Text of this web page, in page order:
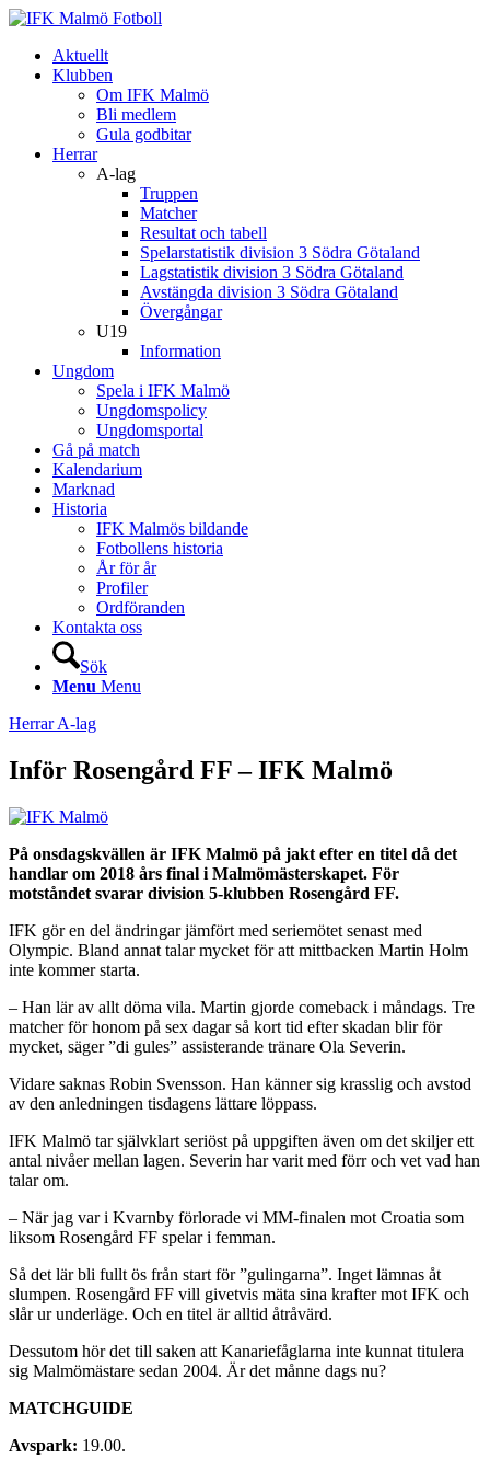
Aktuellt
Klubben
Om IFK Malmö
Bli medlem
Gula godbitar
Herrar
A-lag
Truppen
Matcher
Resultat och tabell
Spelarstatistik division 3 Södra Götaland
Lagstatistik division 3 Södra Götaland
Avstängda division 3 Södra Götaland
Övergångar
U19
Information
Ungdom
Spela i IFK Malmö
Ungdomspolicy
Ungdomsportal
Gå på match
Kalendarium
Marknad
Historia
IFK Malmös bildande
Fotbollens historia
År för år
Profiler
Ordföranden
Kontakta oss
Sök
Menu Menu
Herrar A-lag
Inför Rosengård FF – IFK Malmö
På onsdagskvällen är IFK Malmö på jakt efter en titel då det
handlar om 2018 års final i Malmömästerskapet. För
motståndet svarar division 5-klubben Rosengård FF.
IFK gör en del ändringar jämfört med seriemötet senast med
Olympic. Bland annat talar mycket för att mittbacken Martin Holm
inte kommer starta.
– Han lär av allt döma vila. Martin gjorde comeback i måndags. Tre
matcher för honom på sex dagar så kort tid efter skadan blir för
mycket, säger ”di gules” assisterande tränare Ola Severin.
Vidare saknas Robin Svensson. Han känner sig krasslig och avstod
av den anledningen tisdagens lättare löppass.
IFK Malmö tar självklart seriöst på uppgiften även om det skiljer ett
antal nivåer mellan lagen. Severin har varit med förr och vet vad han
talar om.
– När jag var i Kvarnby förlorade vi MM-finalen mot Croatia som
liksom Rosengård FF spelar i femman.
Så det lär bli fullt ös från start för ”gulingarna”. Inget lämnas åt
slumpen. Rosengård FF vill givetvis mäta sina krafter mot IFK och
slår ur underläge. Och en titel är alltid åtråvärd.
Dessutom hör det till saken att Kanariefåglarna inte kunnat titulera
sig Malmömästare sedan 2004. Är det månne dags nu?
MATCHGUIDE
Avspark: 19.00.